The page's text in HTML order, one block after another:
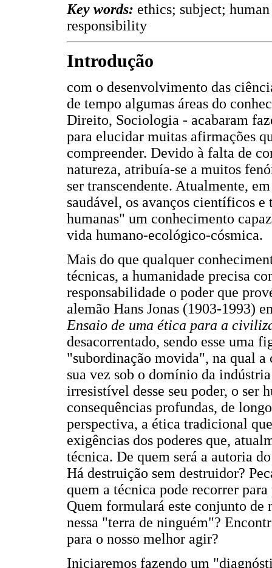
Key words: ethics; subject;
responsibility
Introdução
com o desenvolvimento das
de tempo algumas áreas do
Direito, Sociologia - acabaram
para elucidar muitas afirmações
compreender. Devido à falta de
natureza, atribuía-se a muitos
ser transcendente. Atualmente,
saudável, os avanços científicos
humanas" um conhecimento
vida humano-ecológico-cósmica.
Mais do que qualquer
técnicas, a humanidade precisa
responsabilidade o poder que
alemão Hans Jonas (1903-1993)
Ensaio de uma ética para a
desacorrentado, sendo esse uma
"subordinação movida", na qual a
sua vez sob o domínio da
irresistível desse seu poder, o ser
consequências profundas, de
perspectiva, a ética tradicional
exigências dos poderes que,
técnica. De quem será a autoria
Há destruição sem destruidor?
quem a técnica pode recorrer
Quem formulará este conjunto de
nessa "terra de ninguém"?
para o nosso melhor agir?
Iniciaremos fazendo um